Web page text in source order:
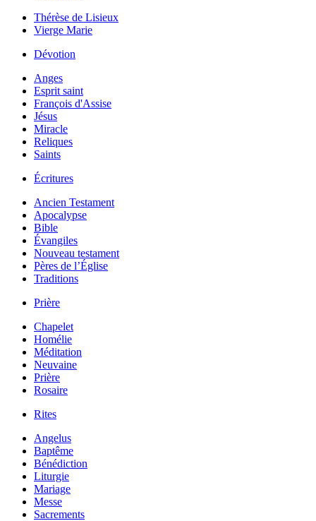
Thérèse de Lisieux
Vierge Marie
Dévotion
Anges
Esprit saint
François d'Assise
Jésus
Miracle
Reliques
Saints
Écritures
Ancien Testament
Apocalypse
Bible
Évangiles
Nouveau testament
Pères de l’Église
Traditions
Prière
Chapelet
Homélie
Méditation
Neuvaine
Prière
Rosaire
Rites
Angelus
Baptême
Bénédiction
Liturgie
Mariage
Messe
Sacrements